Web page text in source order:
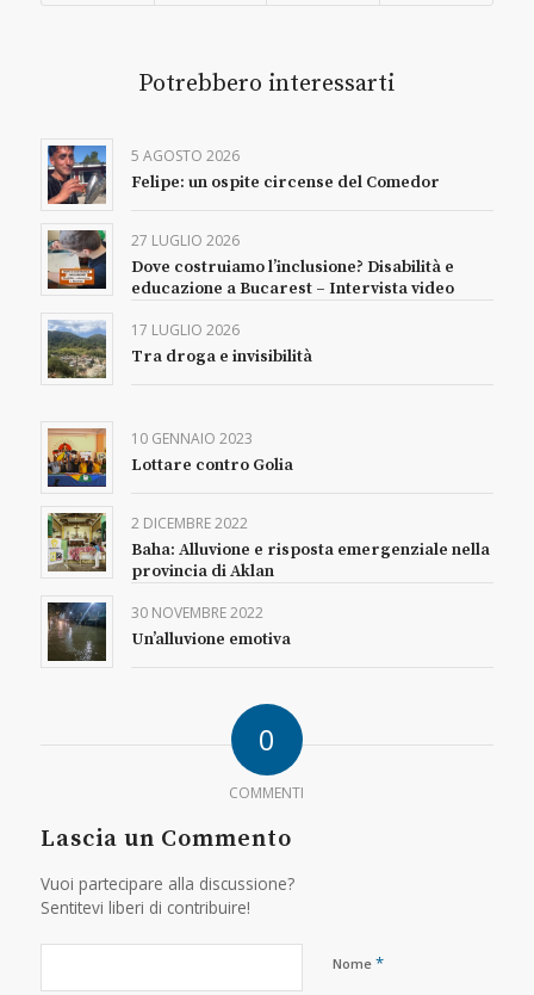
Potrebbero interessarti
5 AGOSTO 2026
Felipe: un ospite circense del Comedor
27 LUGLIO 2026
Dove costruiamo l’inclusione? Disabilità e
educazione a Bucarest – Intervista video
17 LUGLIO 2026
Tra droga e invisibilità
10 GENNAIO 2023
Lottare contro Golia
2 DICEMBRE 2022
Baha: Alluvione e risposta emergenziale nella
provincia di Aklan
30 NOVEMBRE 2022
Un’alluvione emotiva
0
COMMENTI
Lascia un Commento
Vuoi partecipare alla discussione?
Sentitevi liberi di contribuire!
Nome *